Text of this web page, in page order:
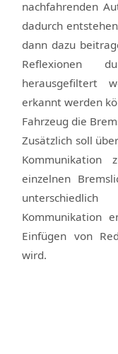
nachfahrenden
dadurch
dann dazu
Reflexionen
herausgefiltert
erkannt werden
Fahrzeug die
Zusätzlich soll
Kommunikation
einzelnen
Kommunikation
Einfügen von
wird.